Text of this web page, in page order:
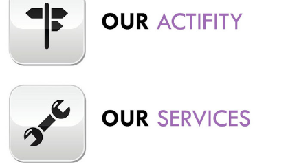
menjadikan tempat ini sebagai destinasi. Wisata Grafika Cikole
Terminal Wisata Grafika Cikole merupakan salah satu titik
pertemuan paling ideal bagi karyawan di Bandung. Destinasi
wisata yang terkenal dengan keindahan alamnya yang me...